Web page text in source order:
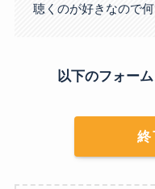
聴くのが好きなので
以下のフォー
終